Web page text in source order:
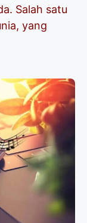
Salah satu
yang